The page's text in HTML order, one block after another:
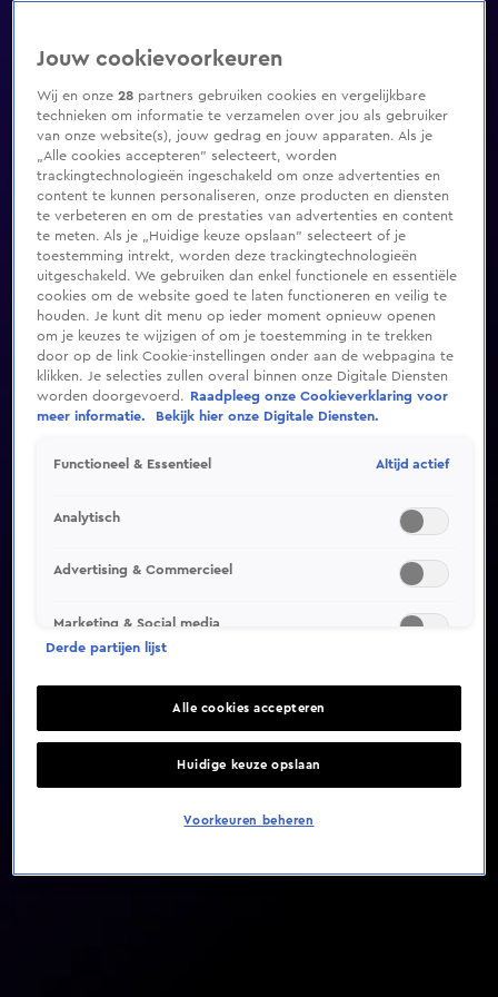
Video helaas niet gevonden
Jouw cookievoorkeuren
Wij en onze28 partners gebruiken cookies en vergelijkbare
technieken om informatie te verzamelen over jou als gebruiker
van onze website(s), jouw gedrag en jouw apparaten. Als je
„Alle cookies accepteren” selecteert, worden
trackingtechnologieën ingeschakeld om onze advertenties en
content te kunnen personaliseren, onze producten en diensten
te verbeteren en om de prestaties van advertenties en content
te meten. Als je „Huidige keuze opslaan” selecteert of je
toestemming intrekt, worden deze trackingtechnologieën
uitgeschakeld. We gebruiken dan enkel functionele en essentiële
cookies om de website goed te laten functioneren en veilig te
houden. Je kunt dit menu op ieder moment opnieuw openen
om je keuzes te wijzigen of om je toestemming in te trekken
door op de link Cookie-instellingen onder aan de webpagina te
klikken. Je selecties zullen overal binnen onze Digitale Diensten
worden doorgevoerd.
Raadpleeg onze Cookieverklaring voor
meer informatie.
Bekijk hier onze Digitale Diensten.
Functioneel & Essentieel Altijd actief
Analytisch
Advertising & Commercieel
Marketing & Social media
Derde partijen lijst
Alle cookies accepteren
Huidige keuze opslaan
Voorkeuren beheren